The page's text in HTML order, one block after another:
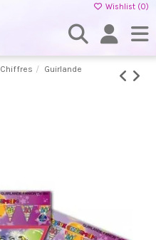
Wishlist (0)
Chiffres
Guirlande